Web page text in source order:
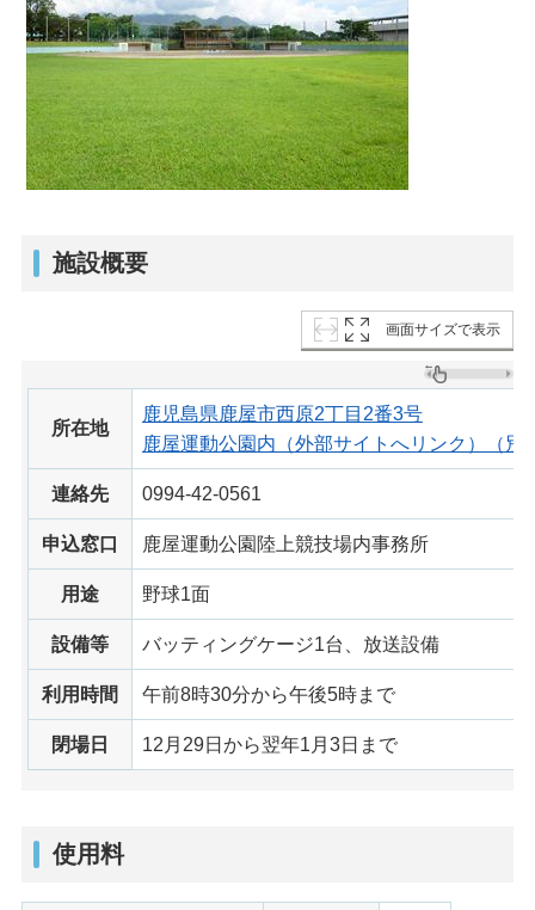
施設概要
画面サイズで表示
所在地
鹿児島県鹿屋市西原2丁目2番3号
鹿屋運動公園内（外部サイトへリンク）（別
連絡先 0994-42-0561
申込窓口 鹿屋運動公園陸上競技場内事務所
用途 野球1面
設備等 バッティングケージ1台、放送設備
利用時間 午前8時30分から午後5時まで
閉場日 12月29日から翌年1月3日まで
使用料